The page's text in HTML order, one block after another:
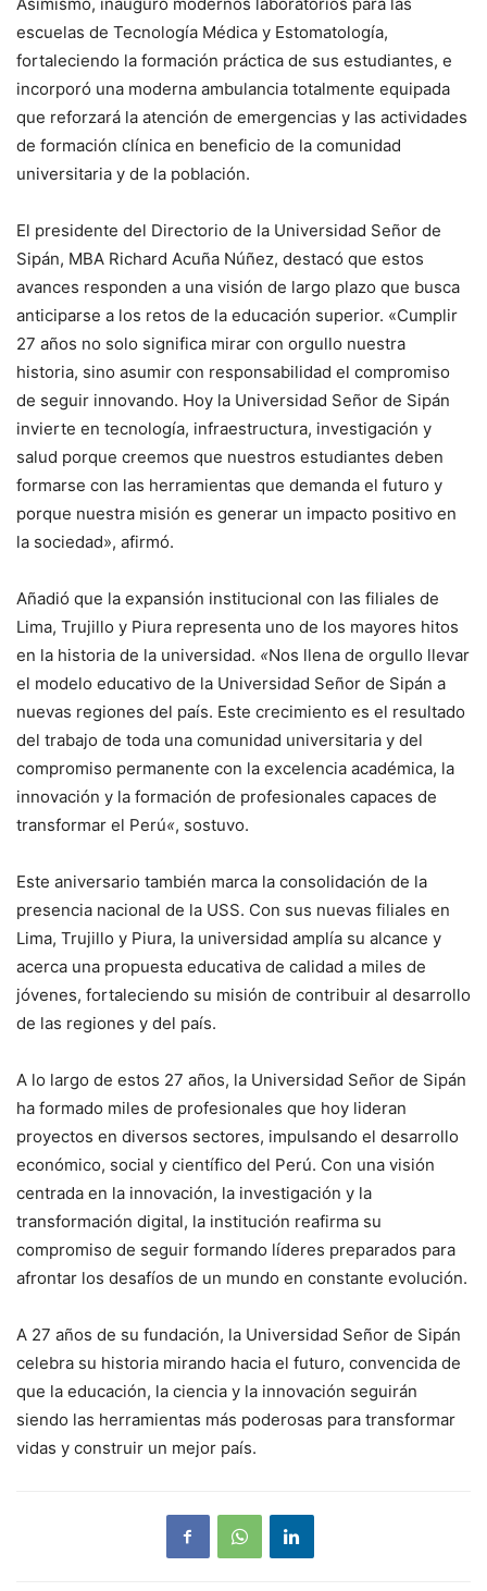
escuelas de Tecnología Médica y Estomatología,
fortaleciendo la formación práctica de sus estudiantes, e
incorporó una moderna ambulancia totalmente equipada
que reforzará la atención de emergencias y las actividades
de formación clínica en beneficio de la comunidad
universitaria y de la población.
El presidente del Directorio de la Universidad Señor de
Sipán, MBA Richard Acuña Núñez, destacó que estos
avances responden a una visión de largo plazo que busca
anticiparse a los retos de la educación superior. «Cumplir
27 años no solo significa mirar con orgullo nuestra
historia, sino asumir con responsabilidad el compromiso
de seguir innovando. Hoy la Universidad Señor de Sipán
invierte en tecnología, infraestructura, investigación y
salud porque creemos que nuestros estudiantes deben
formarse con las herramientas que demanda el futuro y
porque nuestra misión es generar un impacto positivo en
la sociedad», afirmó.
Añadió que la expansión institucional con las filiales de
Lima, Trujillo y Piura representa uno de los mayores hitos
en la historia de la universidad. «Nos llena de orgullo llevar
el modelo educativo de la Universidad Señor de Sipán a
nuevas regiones del país. Este crecimiento es el resultado
del trabajo de toda una comunidad universitaria y del
compromiso permanente con la excelencia académica, la
innovación y la formación de profesionales capaces de
transformar el Perú«, sostuvo.
Este aniversario también marca la consolidación de la
presencia nacional de la USS. Con sus nuevas filiales en
Lima, Trujillo y Piura, la universidad amplía su alcance y
acerca una propuesta educativa de calidad a miles de
jóvenes, fortaleciendo su misión de contribuir al desarrollo
de las regiones y del país.
A lo largo de estos 27 años, la Universidad Señor de Sipán
ha formado miles de profesionales que hoy lideran
proyectos en diversos sectores, impulsando el desarrollo
económico, social y científico del Perú. Con una visión
centrada en la innovación, la investigación y la
transformación digital, la institución reafirma su
compromiso de seguir formando líderes preparados para
afrontar los desafíos de un mundo en constante evolución.
A 27 años de su fundación, la Universidad Señor de Sipán
celebra su historia mirando hacia el futuro, convencida de
que la educación, la ciencia y la innovación seguirán
siendo las herramientas más poderosas para transformar
vidas y construir un mejor país.